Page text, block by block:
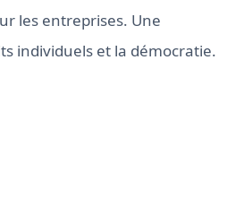
les entreprises. Une
individuels et la démocratie.